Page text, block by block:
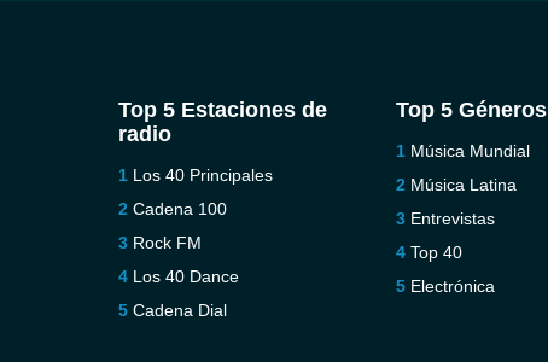
Top 5 Estaciones de
radio
Los 40 Principales
Cadena 100
Rock FM
Los 40 Dance
Cadena Dial
Top 5 Géneros
Música Mundial
Música Latina
Entrevistas
Top 40
Electrónica